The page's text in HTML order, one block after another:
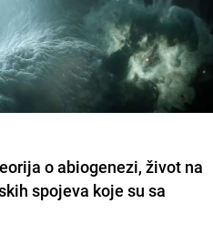
o abiogenezi, život na
spojeva koje su sa